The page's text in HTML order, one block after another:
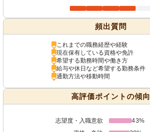
頻出質問
これまでの職務経歴や経験
現在保有している資格や免許
希望する勤務時間や働き方
給与や休日など希望する勤務条件
通勤方法や移動時間
高評価ポイントの傾向
志望度・入職意欲
43%